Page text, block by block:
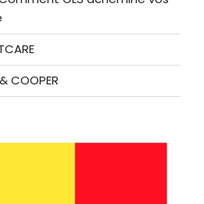
COOPER